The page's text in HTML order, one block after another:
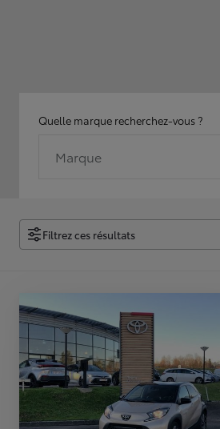
Quelle marque recherchez-vous ?
Marque
Filtrez ces résultats